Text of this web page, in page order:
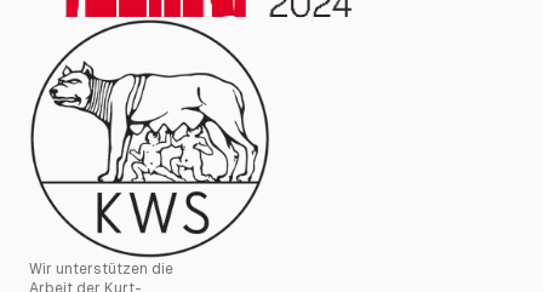
Wir unterstützen die